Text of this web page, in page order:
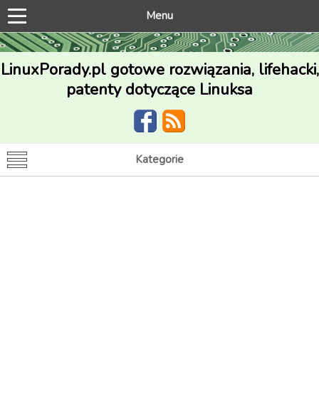
Menu
LinuxPorady.pl gotowe rozwiązania, lifehacki,
patenty dotyczące Linuksa
Kategorie